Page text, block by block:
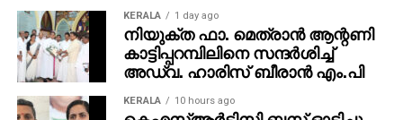
KERALA 1 day ago
നിയുക്ത ഫാ. മെത്രാന്‍ ആന്റണി
കാട്ടിപ്പറമ്പിലിനെ സന്ദര്‍ശിച്ച്
അഡ്വ. ഹാരിസ് ബീരാന്‍ എം.പി
KERALA 10 hours ago